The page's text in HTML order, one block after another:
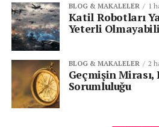
birliklerinin konuşlandığı geniş
ilemaksimum hasar
Ayrıca GAZAP, mevcut
uyumluolacak şekilde geliştirildi.
akıllı güdüm sistemleriyle
kullanılabiliyor.
BLOG & MAKALELER 1
Katil Robotları
Yeterli
BLOG & MAKALELER 2
Geçmişin Mirası,
Sorumluluğu